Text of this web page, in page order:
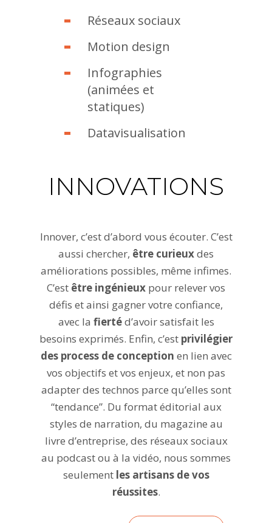
Réseaux sociaux
Motion design
Infographies
(animées et
statiques)
Datavisualisation
INNOVATIONS
Innover, c’est d’abord vous écouter. C’est
aussi chercher, être curieuxdes
améliorations possibles, même infimes.
C’est être ingénieux pour relever vos
défis et ainsi gagner votre confiance,
avec la fiertéd’avoir satisfait les
besoins exprimés. Enfin, c’est privilégier
des process de conception en lien avec
vos objectifs et vos enjeux, et non pas
adapter des technos parce qu’elles sont
“tendance”. Du format éditorial aux
styles de narration, du magazine au
livre d’entreprise, des réseaux sociaux
au podcast ou à la vidéo, nous sommes
seulementles artisans de vos
réussites.